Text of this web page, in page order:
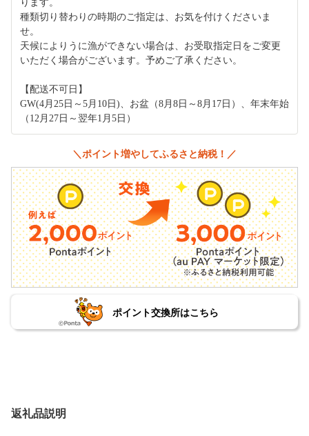
ります。
種類切り替わりの時期のご指定は、お気を付けくださいま
せ。
天候によりうに漁ができない場合は、お受取指定日をご変更
いただく場合がございます。予めご了承ください。
【配送不可日】
GW(4月25日～5月10日)、お盆（8月8日～8月17日）、年末年始
（12月27日～翌年1月5日）
＼ポイント増やしてふるさと納税！／
ポイント交換所はこちら
返礼品説明